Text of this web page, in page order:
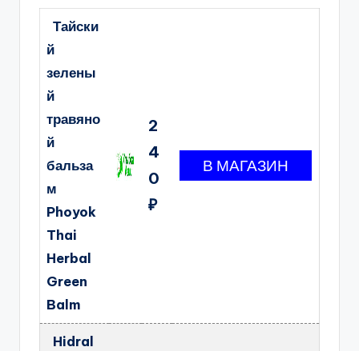
Тайски
й
зелены
й
травяно
й
бальза
м
Phoyok
Thai
Herbal
Green
Balm
2
4
0
₽
Hidral